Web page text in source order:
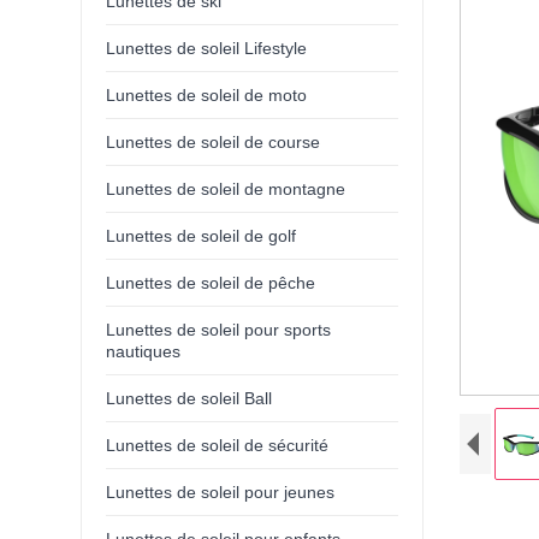
Lunettes de soleil Lifestyle
Lunettes de soleil de moto
Lunettes de soleil de course
Lunettes de soleil de montagne
Lunettes de soleil de golf
Lunettes de soleil de pêche
Lunettes de soleil pour sports
nautiques
Lunettes de soleil Ball
Lunettes de soleil de sécurité
Lunettes de soleil pour jeunes